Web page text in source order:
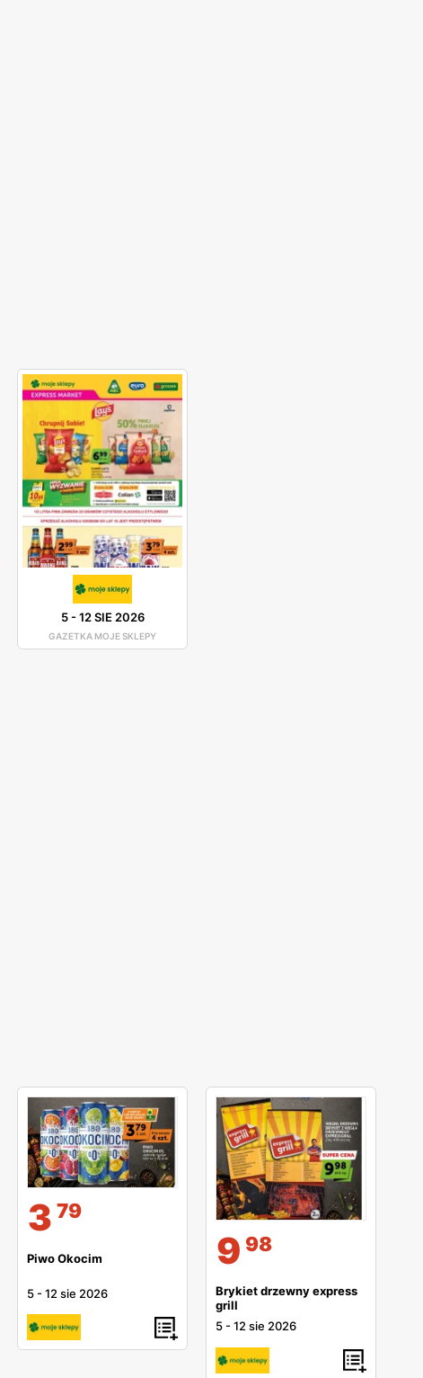
5-12 SIE 2026
GAZETKA MOJE SKLEPY
3 79
Piwo Okocim
5 -12 sie 2026
9 98
Brykiet drzewny express
grill
5 -12 sie 2026